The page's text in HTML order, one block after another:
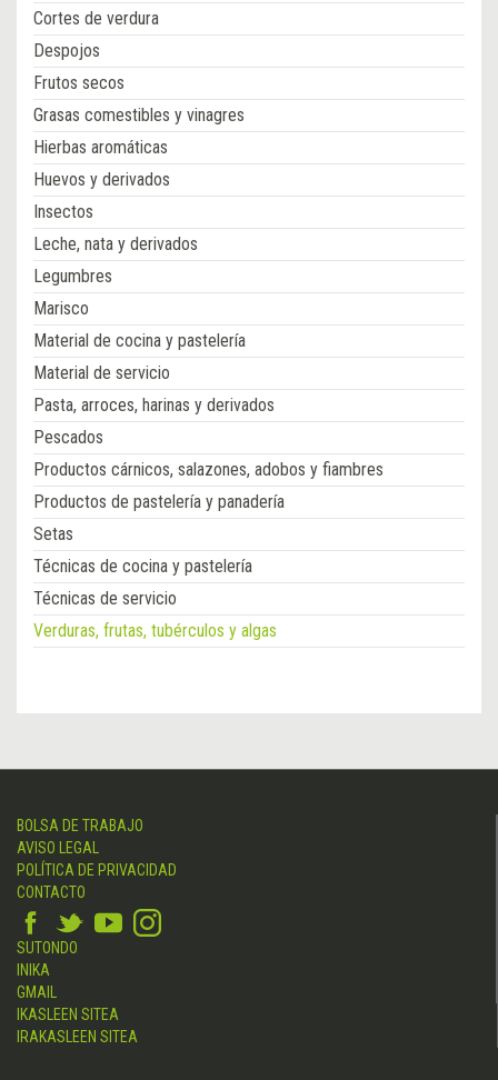
Cortes de verdura
Despojos
Frutos secos
Grasas comestibles y vinagres
Hierbas aromáticas
Huevos y derivados
Insectos
Leche, nata y derivados
Legumbres
Marisco
Material de cocina y pastelería
Material de servicio
Pasta, arroces, harinas y derivados
Pescados
Productos cárnicos, salazones, adobos y fiambres
Productos de pastelería y panadería
Setas
Técnicas de cocina y pastelería
Técnicas de servicio
Verduras, frutas, tubérculos y algas
BOLSA DE TRABAJO
AVISO LEGAL
POLÍTICA DE PRIVACIDAD
CONTACTO
SUTONDO
INIKA
GMAIL
IKASLEEN SITEA
IRAKASLEEN SITEA